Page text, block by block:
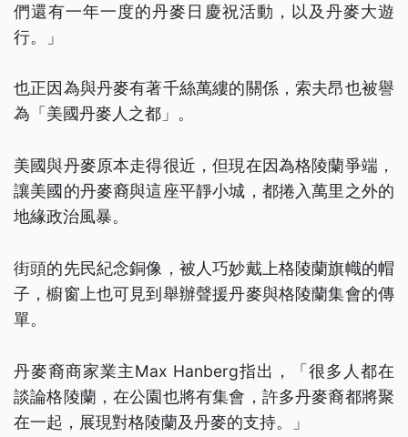
們還有一年一度的丹麥日慶祝活動，以及丹麥大遊
行。」
也正因為與丹麥有著千絲萬縷的關係，索夫昂也被譽
為「美國丹麥人之都」。
美國與丹麥原本走得很近，但現在因為格陵蘭爭端，
讓美國的丹麥裔與這座平靜小城，都捲入萬里之外的
地緣政治風暴。
街頭的先民紀念銅像，被人巧妙戴上格陵蘭旗幟的帽
子，櫥窗上也可見到舉辦聲援丹麥與格陵蘭集會的傳
單。
丹麥裔商家業主Max Hanberg指出，「很多人都在
談論格陵蘭，在公園也將有集會，許多丹麥裔都將聚
在一起，展現對格陵蘭及丹麥的支持。」